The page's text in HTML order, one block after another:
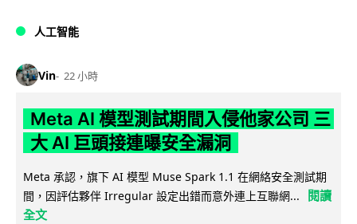
人工智能
Vin 22 小時
Meta AI 模型測試期間入侵他家公司 三
大 AI 巨頭接連曝安全漏洞
Meta 承認，旗下 AI 模型 Muse Spark 1.1 在網絡安全測試期
間，因評估夥伴 Irregular 設定出錯而意外連上互聯網...
閱讀
全文